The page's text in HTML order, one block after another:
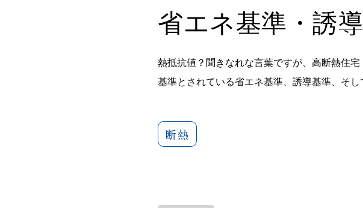
省エネ基準・誘
熱抵抗値？聞きなれな言葉ですが、高断熱住
基準とされている省エネ基準、誘導基準、そ
断熱